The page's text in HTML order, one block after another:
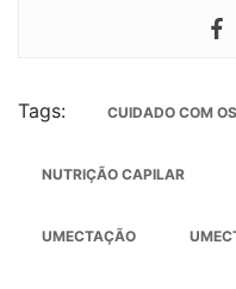
Tags: CUIDADO COM
NUTRIÇÃO CAPILAR
UMECTAÇÃO